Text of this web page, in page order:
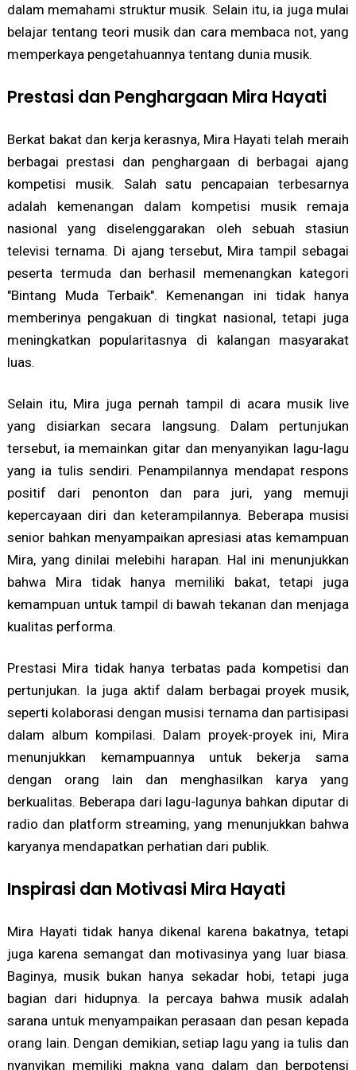
dalam memahami struktur musik. Selain itu, ia juga mulai
belajar tentang teori musik dan cara membaca not, yang
memperkaya pengetahuannya tentang dunia musik.
Prestasi dan Penghargaan Mira Hayati
Berkat bakat dan kerja kerasnya, Mira Hayati telah meraih
berbagai prestasi dan penghargaan di berbagai ajang
kompetisi musik. Salah satu pencapaian terbesarnya
adalah kemenangan dalam kompetisi musik remaja
nasional yang diselenggarakan oleh sebuah stasiun
televisi ternama. Di ajang tersebut, Mira tampil sebagai
peserta termuda dan berhasil memenangkan kategori
"Bintang Muda Terbaik". Kemenangan ini tidak hanya
memberinya pengakuan di tingkat nasional, tetapi juga
meningkatkan popularitasnya di kalangan masyarakat
luas.
Selain itu, Mira juga pernah tampil di acara musik live
yang disiarkan secara langsung. Dalam pertunjukan
tersebut, ia memainkan gitar dan menyanyikan lagu-lagu
yang ia tulis sendiri. Penampilannya mendapat respons
positif dari penonton dan para juri, yang memuji
kepercayaan diri dan keterampilannya. Beberapa musisi
senior bahkan menyampaikan apresiasi atas kemampuan
Mira, yang dinilai melebihi harapan. Hal ini menunjukkan
bahwa Mira tidak hanya memiliki bakat, tetapi juga
kemampuan untuk tampil di bawah tekanan dan menjaga
kualitas performa.
Prestasi Mira tidak hanya terbatas pada kompetisi dan
pertunjukan. Ia juga aktif dalam berbagai proyek musik,
seperti kolaborasi dengan musisi ternama dan partisipasi
dalam album kompilasi. Dalam proyek-proyek ini, Mira
menunjukkan kemampuannya untuk bekerja sama
dengan orang lain dan menghasilkan karya yang
berkualitas. Beberapa dari lagu-lagunya bahkan diputar di
radio dan platform streaming, yang menunjukkan bahwa
karyanya mendapatkan perhatian dari publik.
Inspirasi dan Motivasi Mira Hayati
Mira Hayati tidak hanya dikenal karena bakatnya, tetapi
juga karena semangat dan motivasinya yang luar biasa.
Baginya, musik bukan hanya sekadar hobi, tetapi juga
bagian dari hidupnya. Ia percaya bahwa musik adalah
sarana untuk menyampaikan perasaan dan pesan kepada
orang lain. Dengan demikian, setiap lagu yang ia tulis dan
nyanyikan memiliki makna yang dalam dan berpotensi